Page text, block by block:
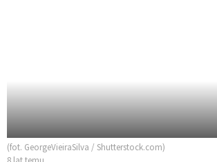
(fot. GeorgeVieiraSilva / Shutterstock.com)